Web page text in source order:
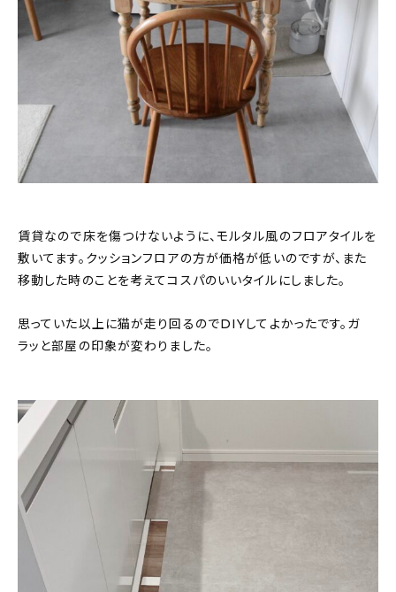
賃貸なので床を傷つけないように、モルタル風のフロアタイルを
敷いてます。クッションフロアの方が価格が低いのですが、また
移動した時のことを考えてコスパのいいタイルにしました。
思っていた以上に猫が走り回るのでDIYしてよかったです。ガ
ラッと部屋の印象が変わりました。